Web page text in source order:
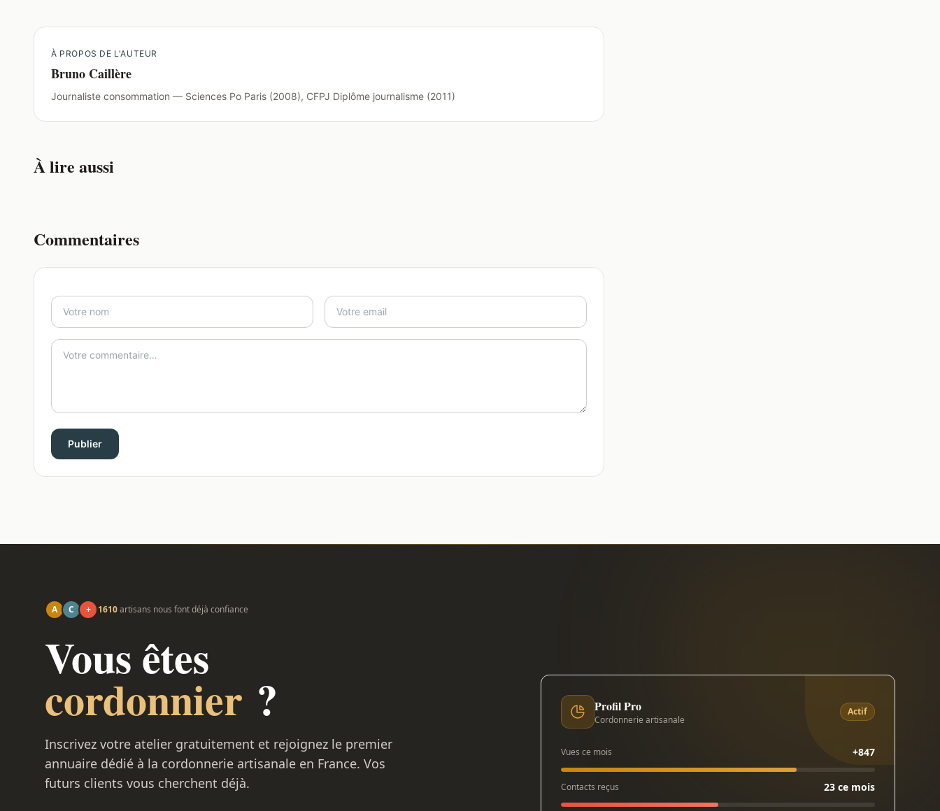
À PROPOS DE L'AUTEUR
Bruno Caillère
Journaliste consommation — Sciences Po Paris (2008), CFPJ Diplôme journalisme (2011)
À lire aussi
Commentaires
Publier
A C + 1610artisans nous font déjà confiance
Vous êtes
cordonnier ?
Inscrivez votre atelier gratuitement et rejoignez le premier
annuaire dédié à la cordonnerie artisanale en France. Vos
futurs clients vous cherchent déjà.
Profil Pro
Cordonnerie artisanale
Actif
Vues ce mois +847
Contacts reçus 23 ce mois